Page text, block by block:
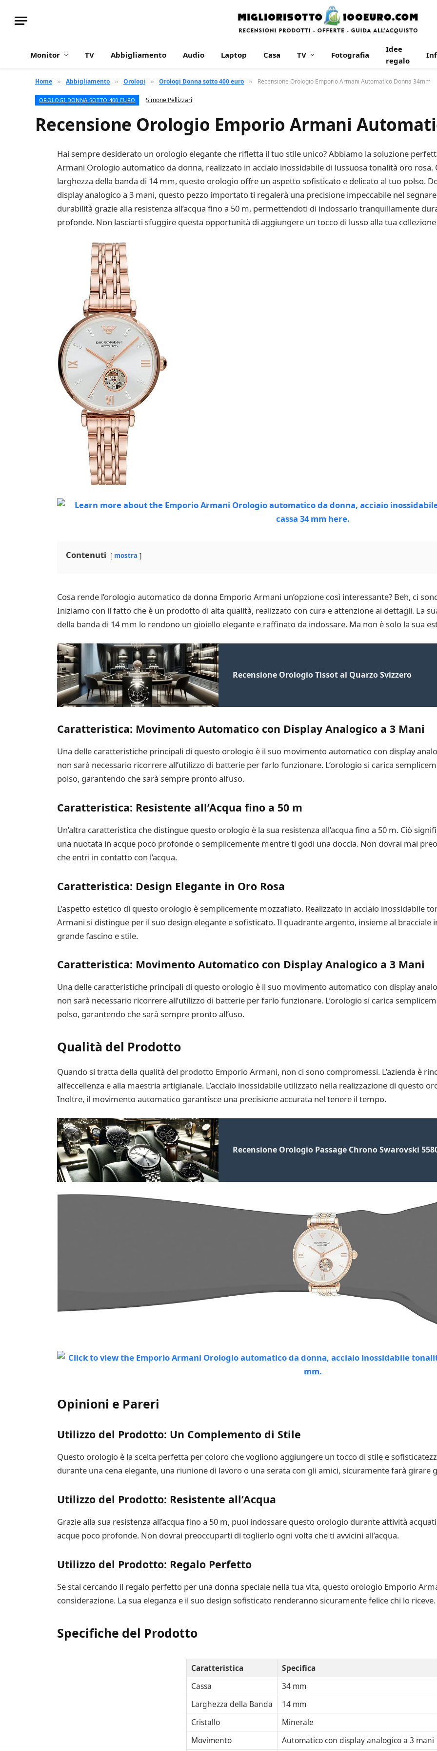
Monitor TV Abbigliamento Audio Laptop Casa TV Fotografia
Idee
regalo
Home » Abbigliamento » Orologi » Orologi Donna sotto 400 euro » Recensione Orologio Emporio Armani Automatico Donna 34mm
OROLOGI DONNA SOTTO 400 EURO Simone Pellizzari
Recensione Orologio Emporio Armani
Hai sempre desiderato un orologio elegante che rifletta il tuo stile unico? Abbiamo la soluzione
Armani Orologio automatico da donna, realizzato in acciaio inossidabile di lussuosa tonalità oro rosa.
larghezza della banda di 14 mm, questo orologio offre un aspetto sofisticato e delicato al tuo polso.
display analogico a 3 mani, questo pezzo importato ti regalerà una precisione impeccabile nel
durabilità grazie alla resistenza all’acqua fino a 50 m, permettendoti di indossarlo tranquillamente
profonde. Non lasciarti sfuggire questa opportunità di aggiungere un tocco di lusso alla tua
Contenuti mostra
Cosa rende l’orologio automatico da donna Emporio Armani un’opzione così interessante? Beh, ci
Iniziamo con il fatto che è un prodotto di alta qualità, realizzato con cura e attenzione ai dettagli. La
della banda di 14 mm lo rendono un gioiello elegante e raffinato da indossare. Ma non è solo la sua
Recensione Orologio Tissot al Quarzo Svizzero
Caratteristica: Movimento Automatico con Display Analogico a 3 Mani
Una delle caratteristiche principali di questo orologio è il suo movimento automatico con display
non sarà necessario ricorrere all’utilizzo di batterie per farlo funzionare. L’orologio si carica
polso, garantendo che sarà sempre pronto all’uso.
Caratteristica: Resistente all’Acqua fino a 50 m
Un’altra caratteristica che distingue questo orologio è la sua resistenza all’acqua fino a 50 m. Ciò
una nuotata in acque poco profonde o semplicemente mentre ti godi una doccia. Non dovrai mai
che entri in contatto con l’acqua.
Caratteristica: Design Elegante in Oro Rosa
L’aspetto estetico di questo orologio è semplicemente mozzafiato. Realizzato in acciaio inossidabile
Armani si distingue per il suo design elegante e sofisticato. Il quadrante argento, insieme al bracciale
grande fascino e stile.
Caratteristica: Movimento Automatico con Display Analogico a 3 Mani
Una delle caratteristiche principali di questo orologio è il suo movimento automatico con display
non sarà necessario ricorrere all’utilizzo di batterie per farlo funzionare. L’orologio si carica
polso, garantendo che sarà sempre pronto all’uso.
Qualità del Prodotto
Quando si tratta della qualità del prodotto Emporio Armani, non ci sono compromessi. L’azienda è
all’eccellenza e alla maestria artigianale. L’acciaio inossidabile utilizzato nella realizzazione di questo
Inoltre, il movimento automatico garantisce una precisione accurata nel tenere il tempo.
Recensione Orologio Passage Chrono Swarovski
Opinioni e Pareri
Utilizzo del Prodotto: Un Complemento di Stile
Questo orologio è la scelta perfetta per coloro che vogliono aggiungere un tocco di stile e
durante una cena elegante, una riunione di lavoro o una serata con gli amici, sicuramente farà girare
Utilizzo del Prodotto: Resistente all’Acqua
Grazie alla sua resistenza all’acqua fino a 50 m, puoi indossare questo orologio durante attività
acque poco profonde. Non dovrai preoccuparti di toglierlo ogni volta che ti avvicini all’acqua.
Utilizzo del Prodotto: Regalo Perfetto
Se stai cercando il regalo perfetto per una donna speciale nella tua vita, questo orologio Emporio
considerazione. La sua eleganza e il suo design sofisticato renderanno sicuramente felice chi lo riceve.
Specifiche del Prodotto
Caratteristica
Specifica
Cassa
34 mm
Larghezza della Banda
14 mm
Cristallo
Minerale
Movimento
Automatico con display analogico a 3 mani